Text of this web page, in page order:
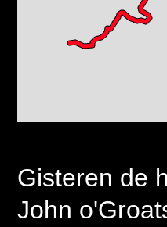
Gisteren de
John